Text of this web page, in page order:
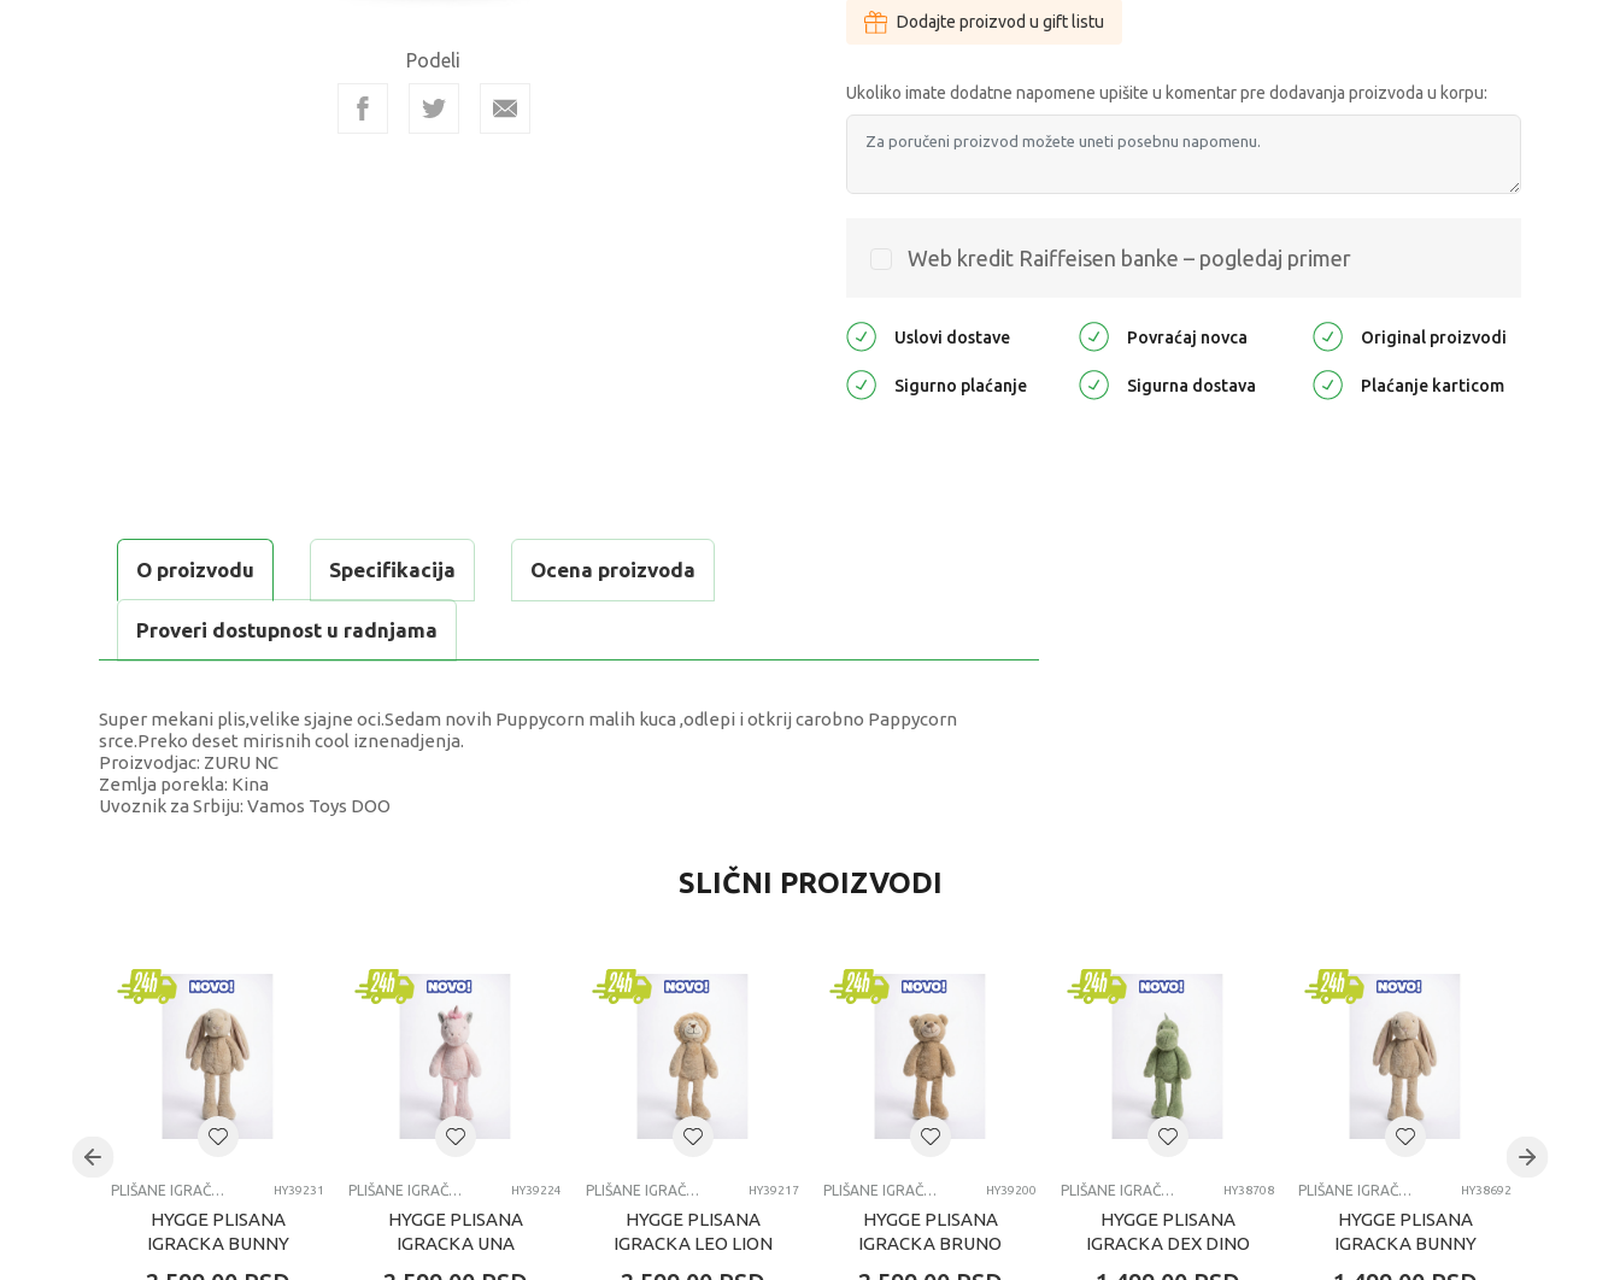
Podeli
Dodajte proizvod u gift listu
Ukoliko imate dodatne napomene upišite u komentar pre dodavanja proizvoda u korpu:
Web kredit Raiffeisen banke – pogledaj primer
Uslovi dostave Povraćaj novca Original proizvodi
Sigurno plaćanje Sigurna dostava Plaćanje karticom
O proizvodu Specifikacija Ocena proizvoda
Proveri dostupnost u radnjama
Super mekani plis,velike sjajne oci.Sedam novih Puppycorn malih kuca ,odlepi i otkrij carobno Pappycorn
srce.Preko deset mirisnih cool iznenadjenja.
Proizvodjac: ZURU NC
Zemlja porekla: Kina
Uvoznik za Srbiju: Vamos Toys DOO
Plišane igračke
Pol devojčice
Uzrast 4-6 godina
Kategorija PLIŠANE
SLIČNI PROIZVODI
PLIŠANE IGRAČKE HY39231
HYGGE PLISANA
IGRACKA BUNNY
PLIŠANE IGRAČKE HY39224
HYGGE PLISANA
IGRACKA UNA
PLIŠANE IGRAČKE HY39217
HYGGE PLISANA
IGRACKA LEO LION
PLIŠANE IGRAČKE HY39200
HYGGE PLISANA
IGRACKA BRUNO
PLIŠANE IGRAČKE HY38708
HYGGE PLISANA
IGRACKA DEX DINO
PLIŠANE IGRAČKE HY38692
HYGGE PLISANA
IGRACKA BUNNY